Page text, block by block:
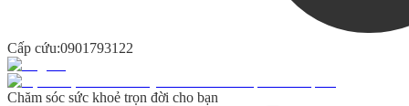
Cấp cứu:0901793122
Chăm sóc sức khoẻ trọn đời cho bạn